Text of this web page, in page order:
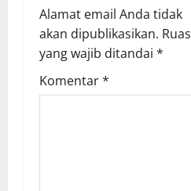
a
t
i
Alamat email Anda tidak
akan dipublikasikan. Ruas
yang wajib ditandai *
Komentar*